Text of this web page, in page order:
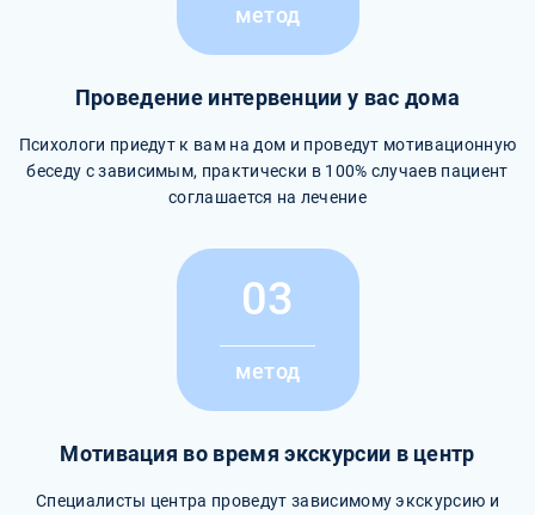
метод
Проведение интервенции у вас дома
Психологи приедут к вам на дом и проведут мотивационную
беседу с зависимым, практически в 100% случаев пациент
соглашается на лечение
03
метод
Мотивация во время экскурсии в центр
Специалисты центра проведут зависимому экскурсию и